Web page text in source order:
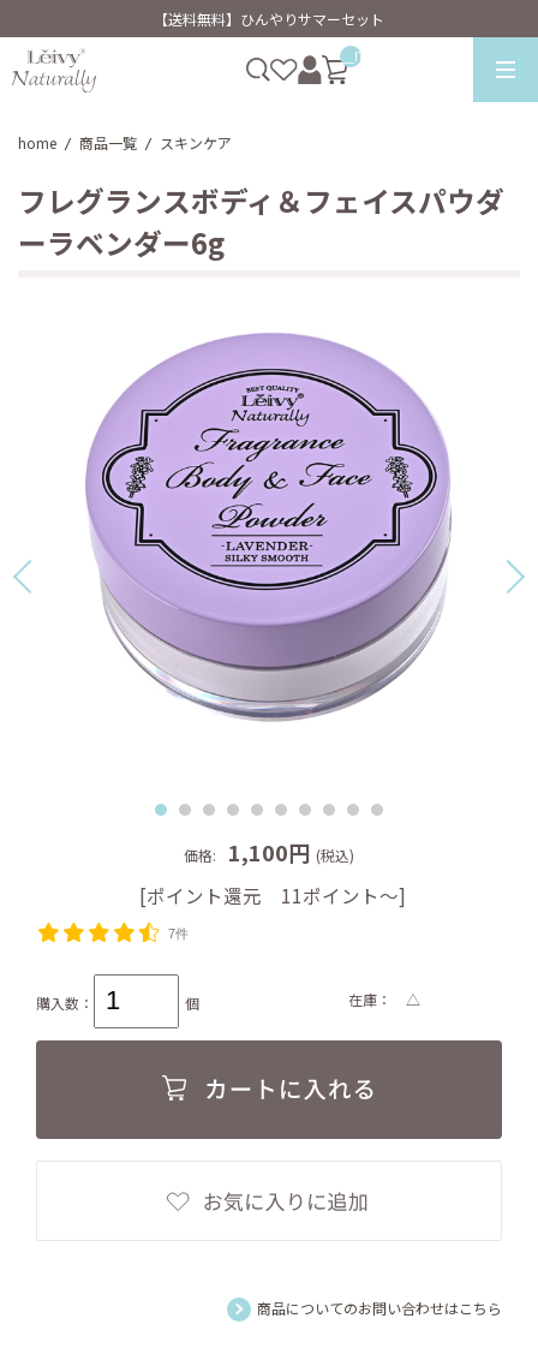
【送料無料】ひんやりサマーセット
__ITM_CNT__
home / 商品一覧 / スキンケア
フレグランスボディ＆フェイスパウダ
ーラベンダー6g
価格: 1,100円 (税込)
[ポイント還元 11ポイント～]
7件
購入数： 個 在庫 △
商品についてのお問い合わせはこちら